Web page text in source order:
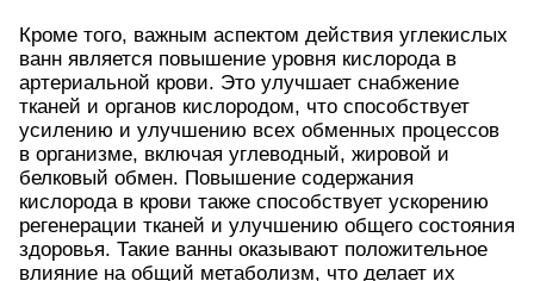
Кроме того, важным аспектом действия углекислых
ванн является повышение уровня кислорода в
артериальной крови. Это улучшает снабжение
тканей и органов кислородом, что способствует
усилению и улучшению всех обменных процессов
в организме, включая углеводный, жировой и
белковый обмен. Повышение содержания
кислорода в крови также способствует ускорению
регенерации тканей и улучшению общего состояния
здоровья. Такие ванны оказывают положительное
влияние на общий метаболизм, что делает их